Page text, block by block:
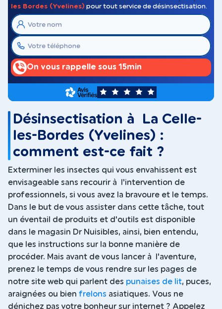
les Bordes (Yvelines) pour tout service de désinsectisation.
On vous rappelle sous 15min
5
Désinsectisation à La Celle-
les-Bordes (Yvelines) :
comment est-ce fait ?
Exterminer les insectes qui vous envahissent est
envisageable sans recourir à l'intervention de
professionnels, si vous avez la bravoure et le temps.
Dans le but de vous assister dans cette tâche, tout
un éventail de produits et d'outils est disponible
dans le magasin Dr Nuisibles, ainsi, bien entendu,
que les instructions sur la bonne manière de
procéder. Mais avant de vous lancer à l'aventure,
prenez le temps de vous rendre sur les pages de
notre site web qui parlent des punaises de lit, puces,
araignées ou bien frelons asiatiques. Vous ne
dénichez pas votre bonheur sur internet ? Appelez